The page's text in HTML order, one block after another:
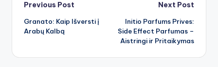
Post
navigation
Previous Post
Granato: Kaip Išversti į
Arabų Kalbą
Next Post
Initio Parfums Prives:
Side Effect Parfumas –
Aistringi ir Pritaikymas